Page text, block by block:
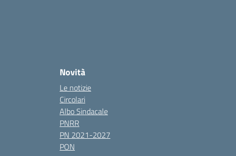
Novità
Le notizie
Circolari
Albo Sindacale
PNRR
PN 2021-2027
PON